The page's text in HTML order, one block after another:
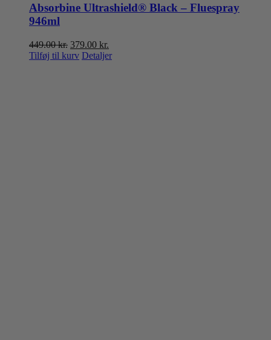
Absorbine Ultrashield® Black – Fluespray
946ml
449.00kr. Den
oprindelige
379.00 kr.
aktuelle
Tilføj til kurv Detaljer